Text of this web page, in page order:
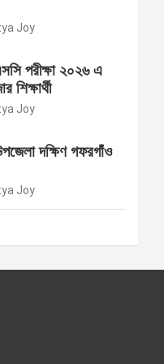
Joy
পরীক্ষা ২০২৬ এ
Joy
দক্ষিণ গফরগাঁও
Joy